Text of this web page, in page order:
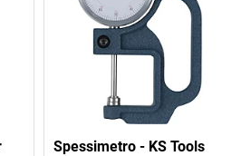
Spessimetro - KS Tools